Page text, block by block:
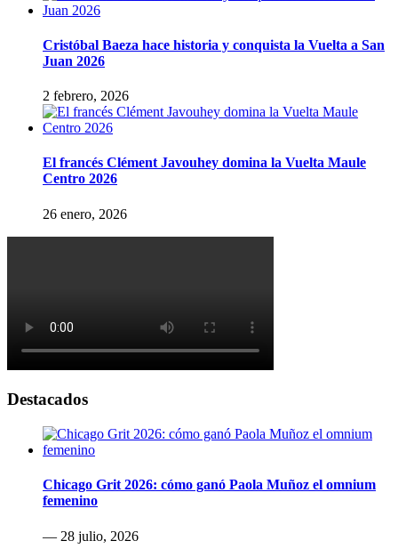
Cristóbal Baeza hace historia y conquista la Vuelta a San
Juan 2026
2 febrero, 2026
El francés Clément Javouhey domina la Vuelta Maule
Centro 2026
26 enero, 2026
Destacados
Chicago Grit 2026: cómo ganó Paola Muñoz el omnium
femenino
— 28 julio, 2026